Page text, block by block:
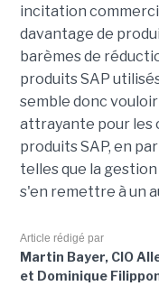
incitation
davantage de
barèmes de
produits SAP
semble donc
attrayante pour les
produits SAP, en
telles que la
s'en remettre à un
Article rédigé par
Martin Bayer, CIO
et Dominique